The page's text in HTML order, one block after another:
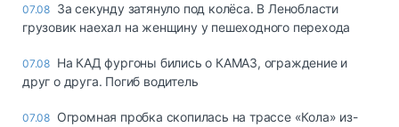
07.08 За секунду затянуло под колёса. В Ленобласти
грузовик наехал на женщину у пешеходного перехода
07.08 На КАД фургоны бились о КАМАЗ, ограждение и
друг о друга. Погиб водитель
07.08 Огромная пробка скопилась на трассе «Кола» из-